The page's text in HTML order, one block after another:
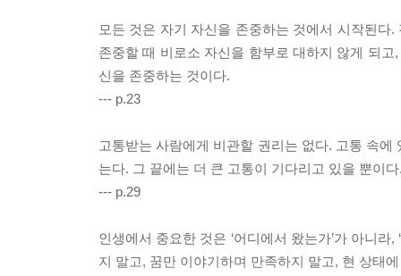
모든 것은 자기 자신을 존중하는 것에서 시작된
존중할 때 비로소 자신을 함부로 대하지 않게 되
신을 존중하는 것이다.
--- p.23
고통받는 사람에게 비관할 권리는 없다. 고통 속
는다. 그 끝에는 더 큰 고통이 기다리고 있을 뿐이
--- p.29
인생에서 중요한 것은 ‘어디에서 왔는가’가 아니
지 말고, 꿈만 이야기하며 만족하지 말고, 현 상태